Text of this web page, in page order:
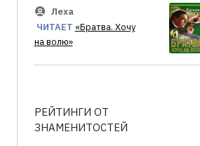
Леха
ЧИТАЕТ «Братва. Хочу
на волю»
РЕЙТИНГИ ОТ
ЗНАМЕНИТОСТЕЙ